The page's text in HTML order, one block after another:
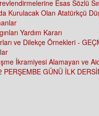
Esas Sözlü
Kurulacak Olan Atatürkçü
Yardım Kararı
ve Dilekçe Örnekleri -
İkramiyesi Alamayan ve
PERŞEMBE GÜNÜ İLK